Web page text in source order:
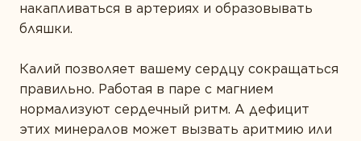
накапливаться в артериях и образовывать
бляшки.
Калий позволяет вашему сердцу сокращаться
правильно. Работая в паре с магнием
нормализуют сердечный ритм. А дефицит
этих минералов может вызвать аритмию или